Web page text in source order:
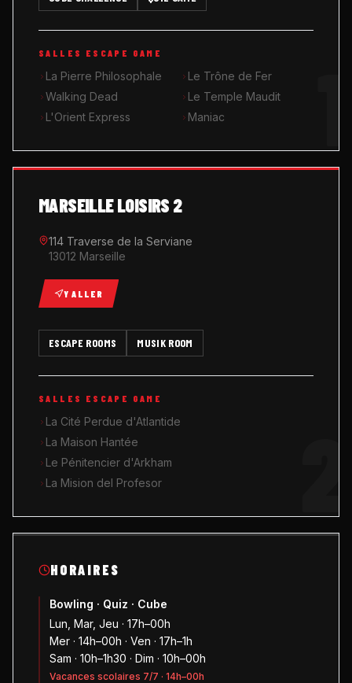
MUSIK ROOM KARAOKÉ
QUIZ GAME
SALLES ESCAPE GAME
La Pierre Philosophale
Le Trône de Fer
Walking Dead
Le Temple Maudit
L'Orient Express
Maniac
HORAIRES
Bowling · Quiz · Cube
Lun, Mar, Jeu · 17h–00h
Mer · 14h–00h · Ven · 17h–1h
Sam · 10h–1h30 · Dim · 10h–00h
Vacances scolaires 7/7 · 14h–00h
MARSEILLE LOISIRS 2
114 Traverse de la Serviane
13012 Marseille
Y ALLER
ESCAPE ROOMS MUSIK ROOM
SALLES ESCAPE GAME
La Cité Perdue d'Atlantide
La Maison Hantée
Le Pénitencier d'Arkham
La Mision del Profesor